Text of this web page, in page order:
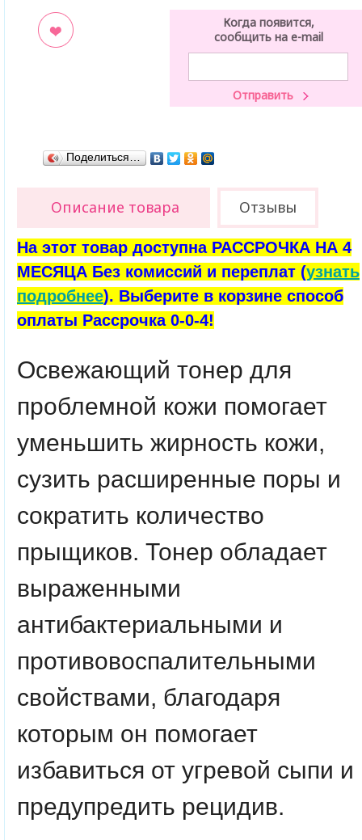
Когда появится,
сообщить на e-mail
Поделиться…
Описание товара Отзывы
На этот товар доступна РАССРОЧКА НА 4
МЕСЯЦА Без комиссий и переплат (узнать
подробнее). Выберите в корзине способ
оплаты Рассрочка 0-0-4!
Освежающий тонер для
проблемной кожи помогает
уменьшить жирность кожи,
сузить расширенные поры и
сократить количество
прыщиков. Тонер обладает
выраженными
антибактериальными и
противовоспалительными
свойствами, благодаря
которым он помогает
избавиться от угревой сыпи и
предупредить рецидив.